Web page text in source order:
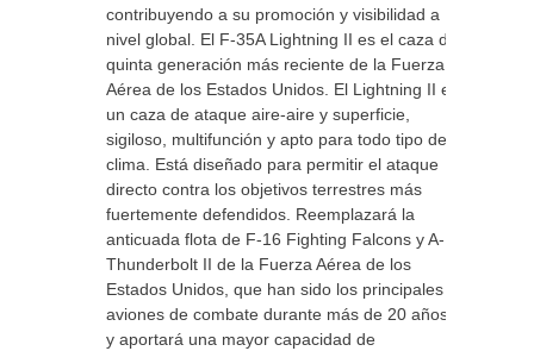
contribuyendo a su promoción y visibilidad a
nivel global. El F-35A Lightning II es el caza de
quinta generación más reciente de la Fuerza
Aérea de los Estados Unidos. El Lightning II es
un caza de ataque aire-aire y superficie,
sigiloso, multifunción y apto para todo tipo de
clima. Está diseñado para permitir el ataque
directo contra los objetivos terrestres más
fuertemente defendidos. Reemplazará la
anticuada flota de F-16 Fighting Falcons y A-10
Thunderbolt II de la Fuerza Aérea de los
Estados Unidos, que han sido los principales
aviones de combate durante más de 20 años,
y aportará una mayor capacidad de